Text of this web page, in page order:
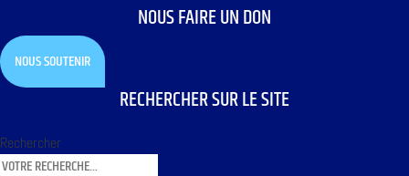
NOUS FAIRE UN DON
NOUS SOUTENIR
RECHERCHER SUR LE SITE
Rechercher